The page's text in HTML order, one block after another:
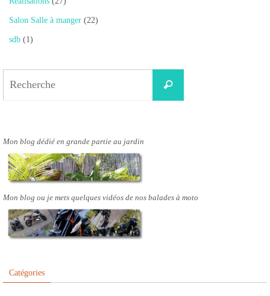
Salon Salle à manger (22)
sdb (1)
Recherche
Mon blog dédié en grande partie au jardin
Mon blog ou je mets quelques vidéos de nos balades à moto
Catégories